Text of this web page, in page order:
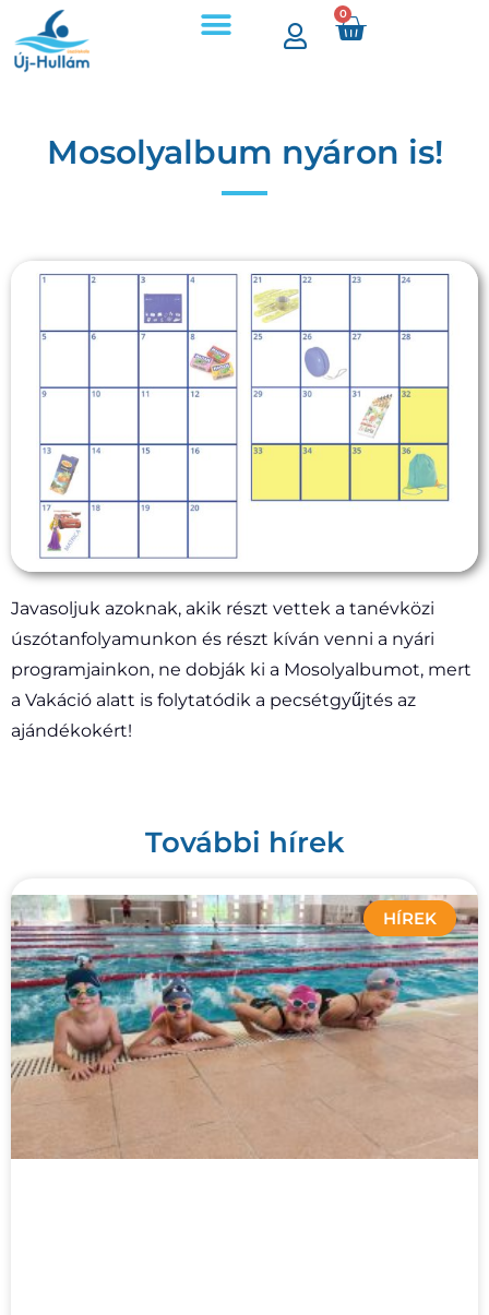
0
Mosolyalbum nyáron is!
Javasoljuk azoknak, akik részt vettek a tanévközi
úszótanfolyamunkon és részt kíván venni a nyári
programjainkon, ne dobják ki a Mosolyalbumot, mert
a Vakáció alatt is folytatódik a pecsétgyűjtés az
ajándékokért!
További hírek
HÍREK